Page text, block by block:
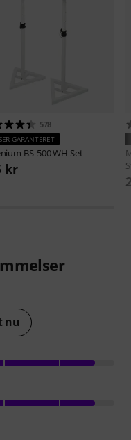
578
GARANTERET
BS-500 WH Set
kr
nu